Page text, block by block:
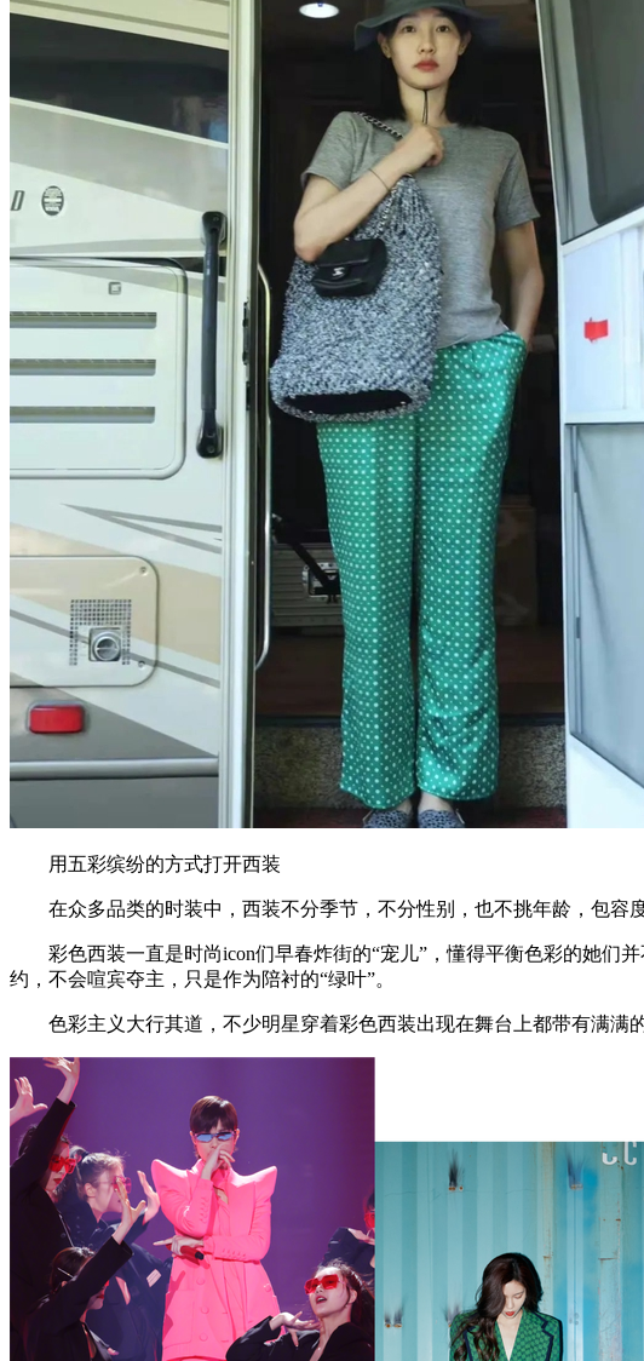
用五彩缤纷的方式打开西装
在众多品类的时装中，西装不分季节，不分性别，也不挑年龄，包容
彩色西装一直是时尚icon们早春炸街的“宠儿”，懂得平衡色彩的她们并
约，不会喧宾夺主，只是作为陪衬的“绿叶”。
色彩主义大行其道，不少明星穿着彩色西装出现在舞台上都带有满满